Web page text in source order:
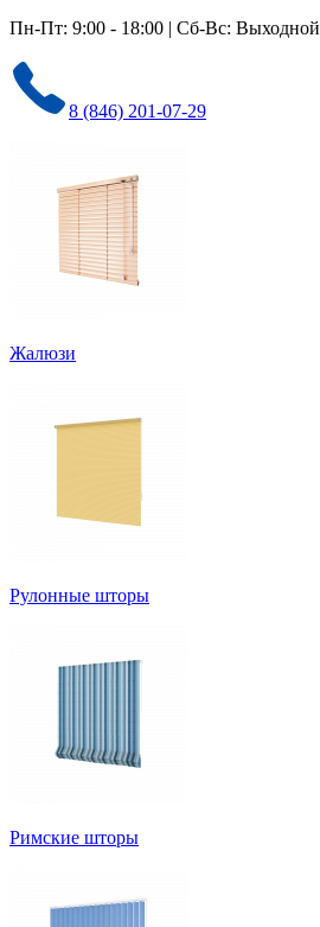
Пн-Пт: 9:00 - 18:00 | Сб-Вс: Выходной
8 (846) 201-07-29
Жалюзи
Рулонные шторы
Римские шторы